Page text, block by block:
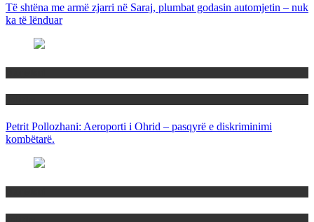
Të shtëna me armë zjarri në Saraj, plumbat godasin automjetin – nuk
ka të lënduar
Petrit Pollozhani: Aeroporti i Ohrid – pasqyrë e diskriminimi
kombëtarë.